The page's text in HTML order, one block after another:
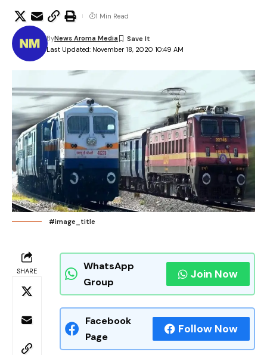
Last Updated: November 18, 2020 10:49 AM
ByNews Aroma Media
1 Min Read
#image_title
SHARE
WhatsApp
Group
Join Now
Facebook
Page
Follow Now